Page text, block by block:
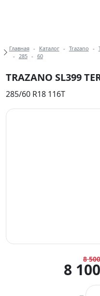
Купить
Хлебные
Главная Каталог Trazano
285
60
TRAZANO SL399
285/60 R18 116T
8
8